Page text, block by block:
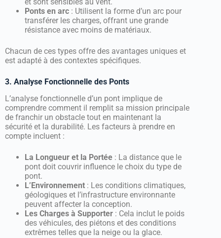
et sont sensibles au vent.
Ponts en arc : Utilisent la forme d’un arc pour
transférer les charges, offrant une grande
résistance avec moins de matériaux.
Chacun de ces types offre des avantages uniques et
est adapté à des contextes spécifiques.
3. Analyse Fonctionnelle des Ponts
L’analyse fonctionnelle d’un pont implique de
comprendre comment il remplit sa mission principale
de franchir un obstacle tout en maintenant la
sécurité et la durabilité. Les facteurs à prendre en
compte incluent :
La Longueur et la Portée : La distance que le
pont doit couvrir influence le choix du type de
pont.
L’Environnement : Les conditions climatiques,
géologiques et l’infrastructure environnante
peuvent affecter la conception.
Les Charges à Supporter : Cela inclut le poids
des véhicules, des piétons et des conditions
extrêmes telles que la neige ou la glace.